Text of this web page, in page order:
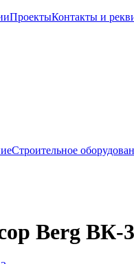
ПроектыКонтакты и
Строительное
Berg ВК-